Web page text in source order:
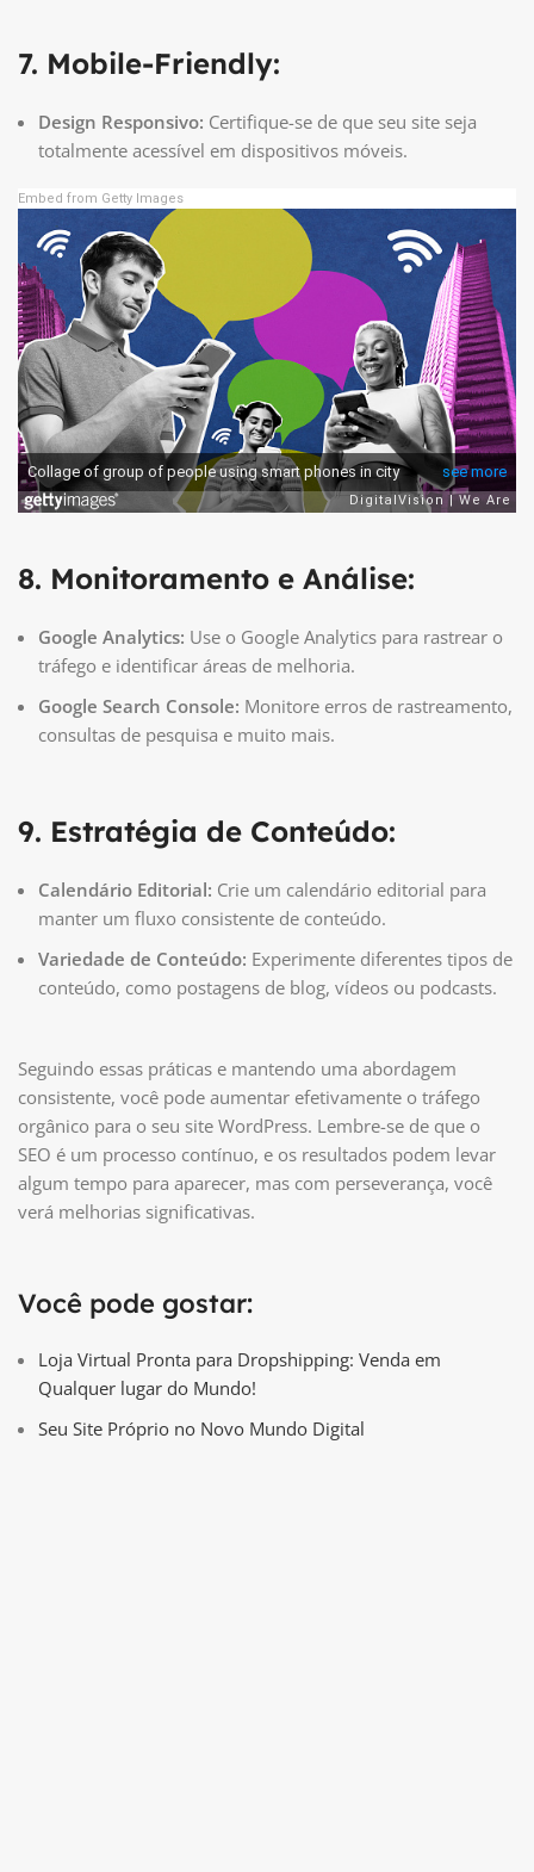
7. Mobile-Friendly:
Design Responsivo: Certifique-se de que seu site seja
totalmente acessível em dispositivos móveis.
Embed from Getty Images
8. Monitoramento e Análise:
Google Analytics: Use o Google Analytics para rastrear o
tráfego e identificar áreas de melhoria.
Google Search Console: Monitore erros de rastreamento,
consultas de pesquisa e muito mais.
9. Estratégia de Conteúdo:
Calendário Editorial: Crie um calendário editorial para
manter um fluxo consistente de conteúdo.
Variedade de Conteúdo: Experimente diferentes tipos de
conteúdo, como postagens de blog, vídeos ou podcasts.
Seguindo essas práticas e mantendo uma abordagem
consistente, você pode aumentar efetivamente o tráfego
orgânico para o seu site WordPress. Lembre-se de que o
SEO é um processo contínuo, e os resultados podem levar
algum tempo para aparecer, mas com perseverança, você
verá melhorias significativas.
Você pode gostar:
Loja Virtual Pronta para Dropshipping: Venda em
Qualquer lugar do Mundo!
Seu Site Próprio no Novo Mundo Digital